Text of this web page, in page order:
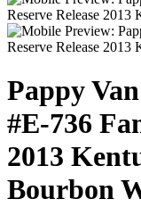
Pappy
#E-736
2013
Bourbon